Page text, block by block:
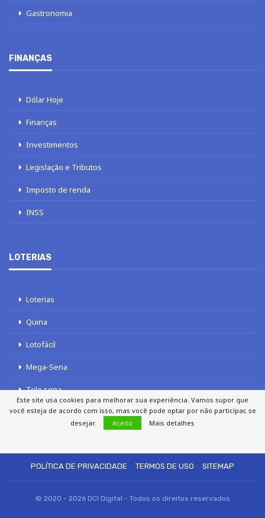
Gastronomia
FINANÇAS
Dólar Hoje
Finanças
Investimentos
Legislação e Tributos
Imposto de renda
INSS
LOTERIAS
Loterias
Quina
Lotofácil
Mega-Sena
Tele sena
POLÍTICA DE PRIVACIDADE
TERMOS DE USO SITEMAP
© 2020 - 2026 DCI Digital - Todos os direitos reservados
Este site usa cookies para melhorar sua experiência. Vamos supor que
você esteja de acordo com isso, mas você pode optar por não participar, se
desejar.
Aceito Mais detalhes